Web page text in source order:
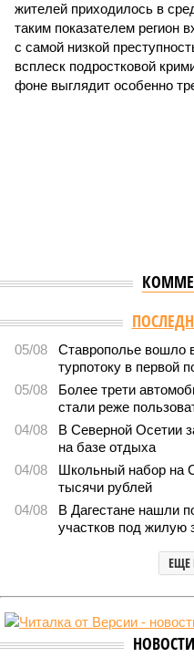
жителей приходилось в
таким показателем регион
с самой низкой
всплеск подростковой
фоне выглядит особенно
05/08
Ставрополье вошло
турпотоку в первой
05/08
Более трети
стали реже
04/08
В Северной Осетии
на базе отдыха
04/08
Школьный набор на
тысячи рублей
04/08
В Дагестане нашли
участков под жилую
ЕЩЕ